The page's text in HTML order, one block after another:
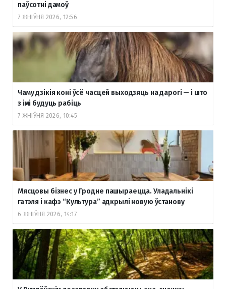
паўсотні дамоў
7 ЖНІЎНЯ 2026, 12:56
Чаму дзікія коні ўсё часцей выходзяць на дарогі — і што
з імі будуць рабіць
7 ЖНІЎНЯ 2026, 10:45
Мясцовы бізнес у Гродне пашыраецца. Уладальнікі
гатэля і кафэ “Культура” адкрылі новую ўстанову
6 ЖНІЎНЯ 2026, 14:17